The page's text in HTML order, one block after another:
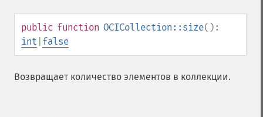
public function OCICollection::size():
int false
Возвращает количество элементов в коллекции.